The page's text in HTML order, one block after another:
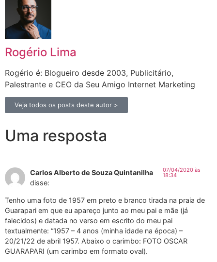
Rogério Lima
Rogério é: Blogueiro desde 2003, Publicitário,
Palestrante e CEO da Seu Amigo Internet Marketing
Veja todos os posts deste autor >
Uma resposta
Carlos Alberto de Souza Quintanilha
disse:
07/04/2020 às
18:34
Tenho uma foto de 1957 em preto e branco tirada na praia de
Guarapari em que eu apareço junto ao meu pai e mãe (já
falecidos) e datada no verso em escrito do meu pai
textualmente: “1957 – 4 anos (minha idade na época) –
20/21/22 de abril 1957. Abaixo o carimbo: FOTO OSCAR
GUARAPARI (um carimbo em formato oval).